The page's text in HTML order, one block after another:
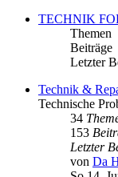
TECHNIK
Themen
Beiträge
Letzter
Technik &
Technische
34
153
Letzter
von Da